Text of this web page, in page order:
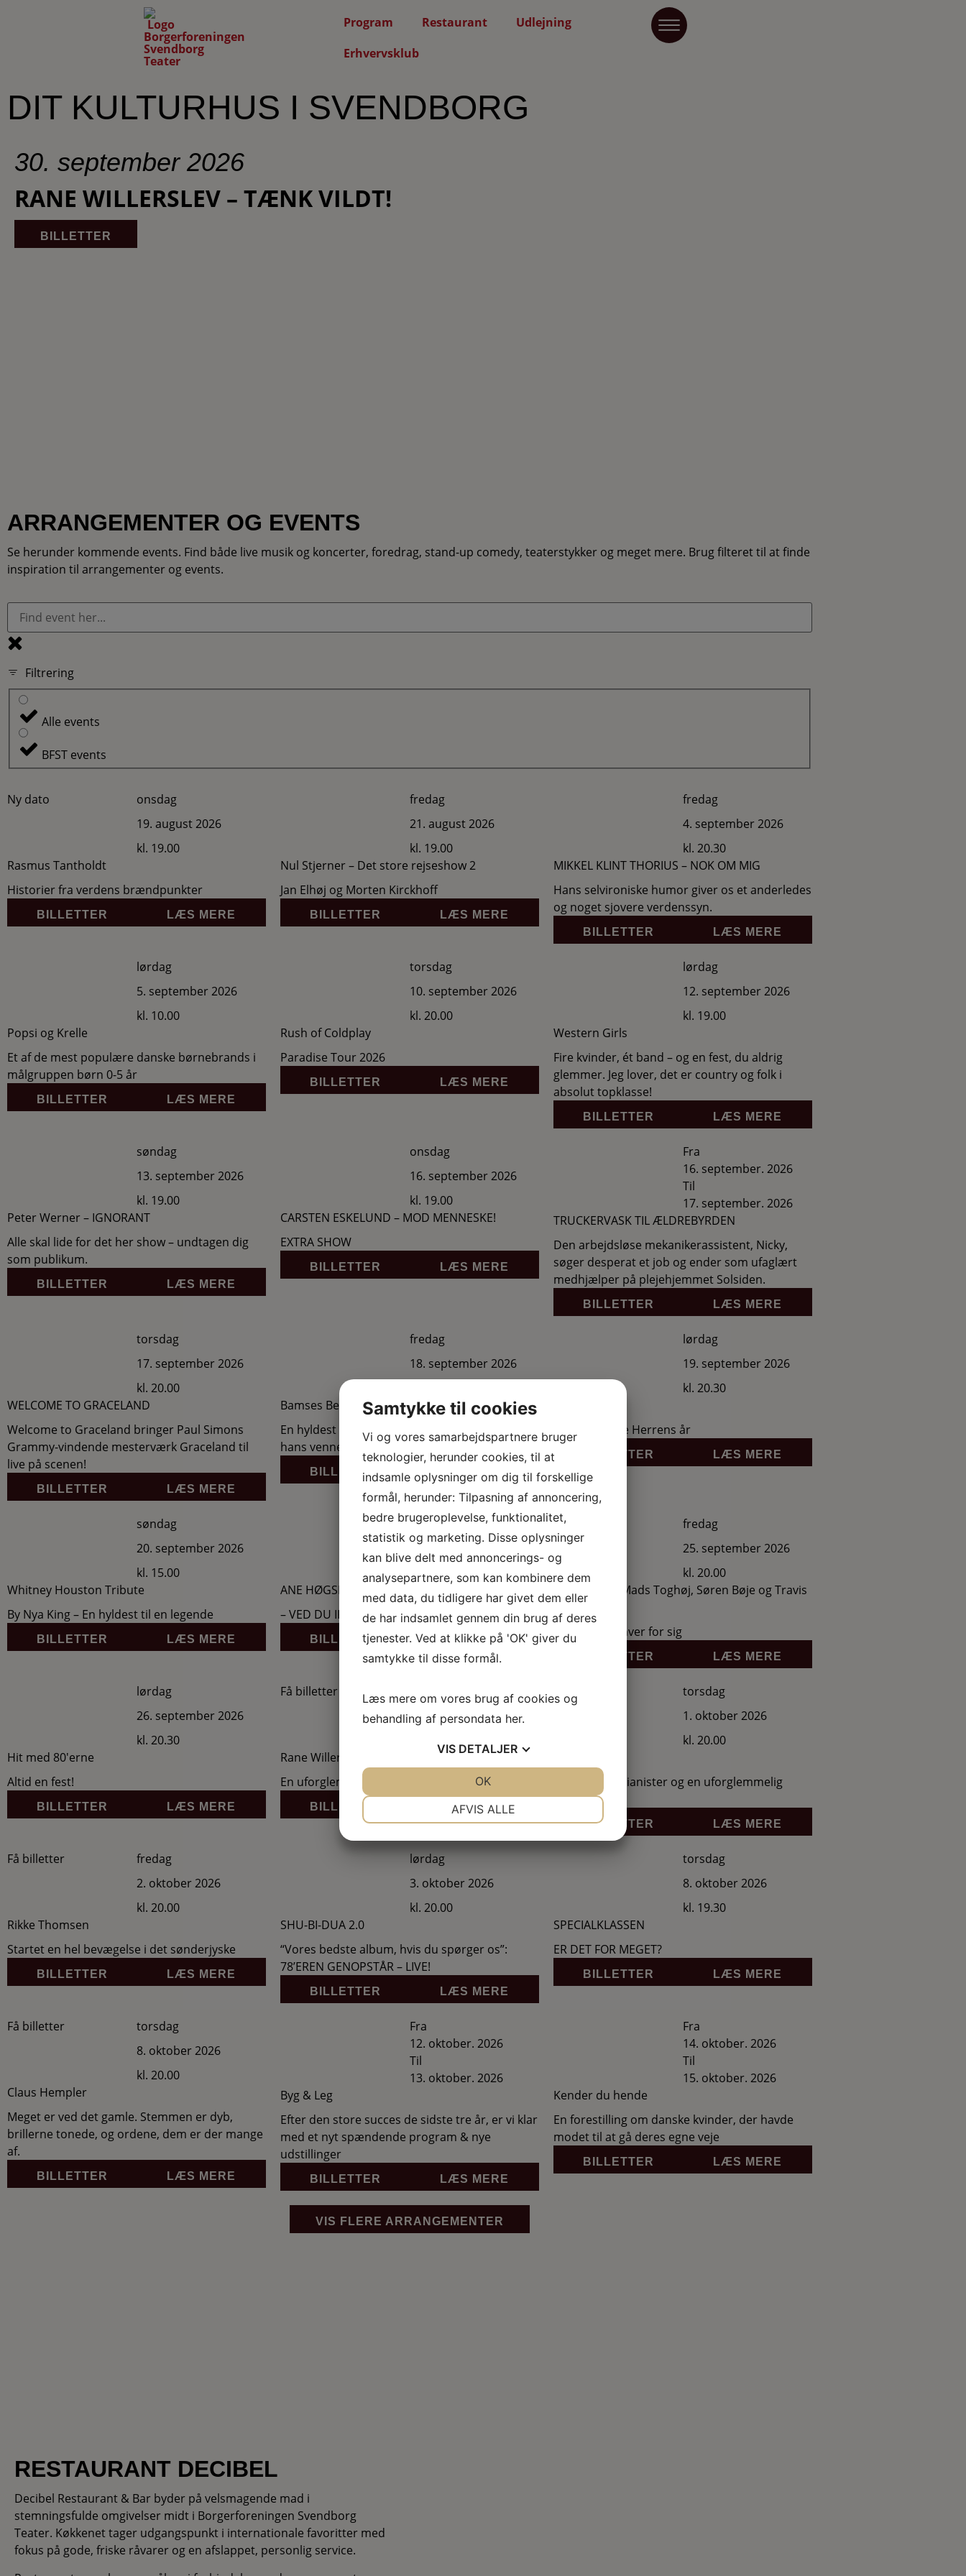
Program Restaurant
Udlejning
Erhvervsklub
DIT KULTURHUS I SVENDBORG
30. september 2026
RANE WILLERSLEV – TÆNK VILDT!
BILLETTER
ARRANGEMENTER OG EVENTS
Se herunder kommende events. Find både live musik og koncerter, foredrag, stand-up comedy, teaterstykker og meget mere. Brug filteret til at finde
inspiration til arrangementer og events.
Filtrering
Alle events
BFST events
Ny dato
onsdag
19. august 2026
kl. 19.00
Rasmus Tantholdt
Historier fra verdens brændpunkter
BILLETTER LÆS MERE
fredag
21. august 2026
kl. 19.00
Nul Stjerner – Det store rejseshow 2
Jan Elhøj og Morten Kirckhoff
BILLETTER LÆS MERE
fredag
4. september 2026
kl. 20.30
MIKKEL KLINT THORIUS – NOK OM MIG
Hans selvironiske humor giver os et anderledes
og noget sjovere verdenssyn.
BILLETTER LÆS MERE
lørdag
5. september 2026
kl. 10.00
Popsi og Krelle
Et af de mest populære danske børnebrands i
målgruppen børn 0-5 år
BILLETTER LÆS MERE
torsdag
10. september 2026
kl. 20.00
Rush of Coldplay
Paradise Tour 2026
BILLETTER LÆS MERE
lørdag
12. september 2026
kl. 19.00
Western Girls
Fire kvinder, ét band – og en fest, du aldrig
glemmer. Jeg lover, det er country og folk i
absolut topklasse!
BILLETTER LÆS MERE
søndag
13. september 2026
kl. 19.00
Peter Werner – IGNORANT
Alle skal lide for det her show – undtagen dig
som publikum.
BILLETTER LÆS MERE
onsdag
16. september 2026
kl. 19.00
CARSTEN ESKELUND – MOD MENNESKE!
EXTRA SHOW
BILLETTER LÆS MERE
Fra
16. september. 2026
Til
17. september. 2026
TRUCKERVASK TIL ÆLDREBYRDEN
Den arbejdsløse mekanikerassistent, Nicky,
søger desperat et job og ender som ufaglært
medhjælper på plejehjemmet Solsiden.
BILLETTER LÆS MERE
torsdag
17. september 2026
kl. 20.00
WELCOME TO GRACELAND
Welcome to Graceland bringer Paul Simons
Grammy-vindende mesterværk Graceland til
live på scenen!
BILLETTER LÆS MERE
fredag
18. september 2026
Bamses Bedste
En hyldest til Flemming Bamse Jørgensen og
hans venner.
BILLETTER LÆS MERE
lørdag
19. september 2026
kl. 20.30
Det sidste Die Herrens år
BILLETTER LÆS MERE
søndag
20. september 2026
kl. 15.00
Whitney Houston Tribute
By Nya King – En hyldest til en legende
BILLETTER LÆS MERE
torsdag
24. september 2026
kl. 19.00
ANE HØGSBERG
– VED DU IKKE HVEM JEG ER?
BILLETTER LÆS MERE
fredag
25. september 2026
kl. 20.00
Helle Lynge, Mads Toghøj, Søren Bøje og Travis
Toghøj
Sammen og hver for sig
BILLETTER LÆS MERE
lørdag
26. september 2026
kl. 20.30
Hit med 80'erne
Altid en fest!
BILLETTER LÆS MERE
Få billetter
30. september 2026
Rane Willerslev – TÆNK VILDT!
En uforglemmelig aften med Rane Willerslev!
BILLETTER LÆS MERE
torsdag
1. oktober 2026
kl. 20.00
Et flygel, tre pianister og en uforglemmelig
aften.
BILLETTER LÆS MERE
Få billetter
fredag
2. oktober 2026
kl. 20.00
Rikke Thomsen
Startet en hel bevægelse i det sønderjyske
BILLETTER LÆS MERE
lørdag
3. oktober 2026
kl. 20.00
SHU-BI-DUA 2.0
“Vores bedste album, hvis du spørger os”:
78’EREN GENOPSTÅR – LIVE!
BILLETTER LÆS MERE
torsdag
8. oktober 2026
kl. 19.30
SPECIALKLASSEN
ER DET FOR MEGET?
BILLETTER LÆS MERE
Få billetter
torsdag
8. oktober 2026
kl. 20.00
Claus Hempler
Meget er ved det gamle. Stemmen er dyb,
brillerne tonede, og ordene, dem er der mange
af.
BILLETTER LÆS MERE
Fra
12. oktober. 2026
Til
13. oktober. 2026
Byg & Leg
Efter den store succes de sidste tre år, er vi klar
med et nyt spændende program & nye
udstillinger
BILLETTER LÆS MERE
Fra
14. oktober. 2026
Til
15. oktober. 2026
Kender du hende
En forestilling om danske kvinder, der havde
modet til at gå deres egne veje
BILLETTER LÆS MERE
VIS FLERE ARRANGEMENTER
RESTAURANT DECIBEL
Decibel Restaurant & Bar byder på velsmagende mad i
stemningsfulde omgivelser midt i Borgerforeningen Svendborg
Teater. Køkkenet tager udgangspunkt i internationale favoritter med
fokus på gode, friske råvarer og en afslappet, personlig service.
Samtykke til cookies
Vi og vores samarbejdspartnere bruger
teknologier, herunder cookies, til at
indsamle oplysninger om dig til forskellige
formål, herunder: Tilpasning af annoncering,
bedre brugeroplevelse, funktionalitet,
statistik og marketing. Disse oplysninger
kan blive delt med annoncerings- og
analysepartnere, som kan kombinere dem
med data, du tidligere har givet dem eller
de har indsamlet gennem din brug af deres
tjenester. Ved at klikke på 'OK' giver du
samtykke til disse formål.
Læs mere om vores brug af cookies og
behandling af persondata her.
VIS DETALJER
MARKETING
AFVIS ALLE
OK